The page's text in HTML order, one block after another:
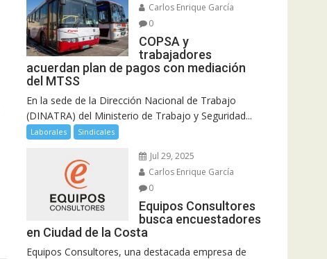
Carlos Enrique García
0
COPSA y
trabajadores
acuerdan plan de pagos con mediación
del MTSS
En la sede de la Dirección Nacional de Trabajo
(DINATRA) del Ministerio de Trabajo y Seguridad...
Laborales Sindicales
Jul 29, 2025
Carlos Enrique García
0
Equipos Consultores
busca encuestadores
en Ciudad de la Costa
Equipos Consultores, una destacada empresa de